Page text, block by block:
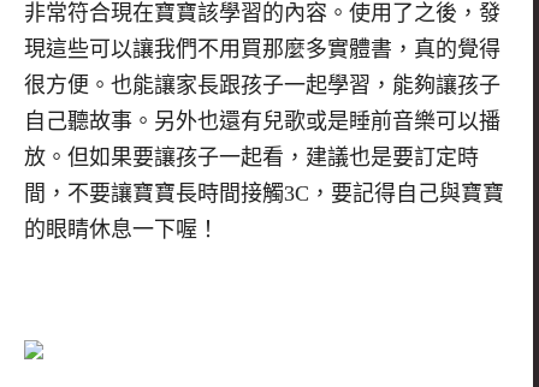
非常符合現在寶寶該學習的內容。使用了之後，發
現這些可以讓我們不用買那麼多實體書，真的覺得
很方便。也能讓家長跟孩子一起學習，能夠讓孩子
自己聽故事。另外也還有兒歌或是睡前音樂可以播
放。但如果要讓孩子一起看，建議也是要訂定時
間，不要讓寶寶長時間接觸3C ，要記得自己與寶寶
的眼睛休息一下喔！